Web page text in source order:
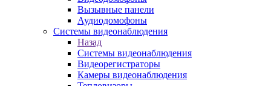
Вызывные панели
Аудиодомофоны
Системы видеонаблюдения
Назад
Системы видеонаблюдения
Видеорегистраторы
Камеры видеонаблюдения